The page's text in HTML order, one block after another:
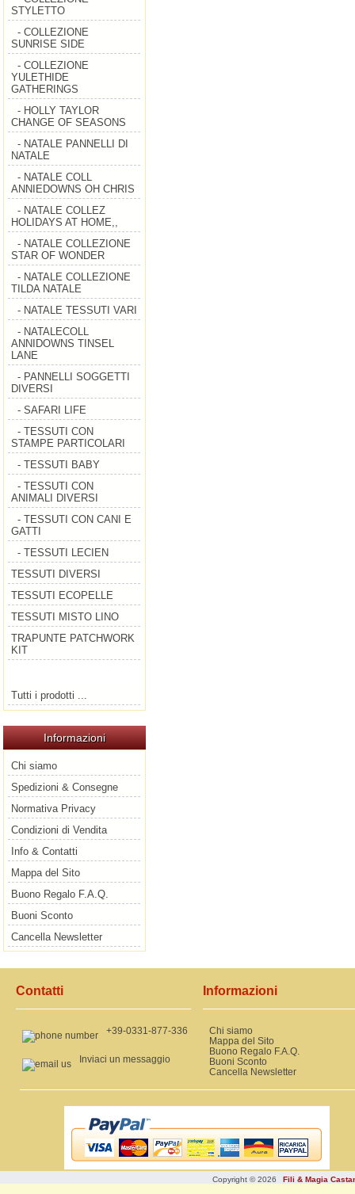
STYLETTO
- COLLEZIONE
SUNRISE SIDE
- COLLEZIONE
YULETHIDE
GATHERINGS
- HOLLY TAYLOR
CHANGE OF SEASONS
- NATALE PANNELLI DI
NATALE
- NATALE COLL
ANNIEDOWNS OH CHRIS
- NATALE COLLEZ
HOLIDAYS AT HOME,,
- NATALE COLLEZIONE
STAR OF WONDER
- NATALE COLLEZIONE
TILDA NATALE
- NATALE TESSUTI VARI
- NATALECOLL
ANNIDOWNS TINSEL
LANE
- PANNELLI SOGGETTI
DIVERSI
- SAFARI LIFE
- TESSUTI CON
STAMPE PARTICOLARI
- TESSUTI BABY
- TESSUTI CON
ANIMALI DIVERSI
- TESSUTI CON CANI E
GATTI
- TESSUTI LECIEN
TESSUTI DIVERSI
TESSUTI ECOPELLE
TESSUTI MISTO LINO
TRAPUNTE PATCHWORK
KIT
Tutti i prodotti ...
Informazioni
Chi siamo
Spedizioni & Consegne
Normativa Privacy
Condizioni di Vendita
Info & Contatti
Mappa del Sito
Buono Regalo F.A.Q.
Buoni Sconto
Cancella Newsletter
Contatti
+39-0331-877-336
Inviaci un messaggio
Informazioni
Chi siamo
Mappa del Sito
Buono Regalo F.A.Q.
Buoni Sconto
Cancella Newsletter
Copyright © 2026 Fili & Magia